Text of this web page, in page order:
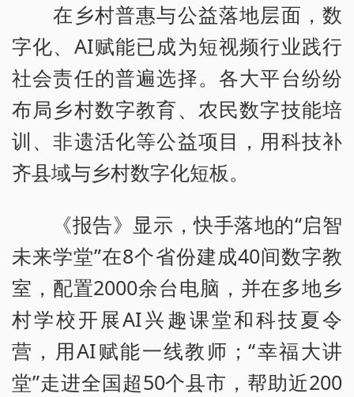
在乡村普惠与公益落地层面，数
字化、AI赋能已成为短视频行业践行
社会责任的普遍选择。各大平台纷纷
布局乡村数字教育、农民数字技能培
训、非遗活化等公益项目，用科技补
齐县域与乡村数字化短板。
《报告》显示，快手落地的“启智
未来学堂”在8个省份建成40间数字教
室，配置2000余台电脑，并在多地乡
村学校开展AI兴趣课堂和科技夏令
营，用AI赋能一线教师；“幸福大讲
堂”走进全国超50个县市，帮助近200